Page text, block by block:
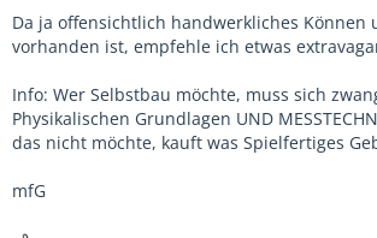
Da ja offensichtlich handwerkliches Können
vorhanden ist, empfehle ich etwas
Info: Wer Selbstbau möchte, muss sich
Physikalischen Grundlagen UND
das nicht möchte, kauft was Spielfertiges
mfG